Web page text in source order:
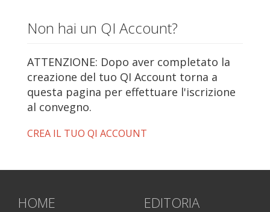
Non hai un QI Account?
ATTENZIONE: Dopo aver completato la
creazione del tuo QI Account torna a
questa pagina per effettuare l'iscrizione
al convegno.
CREA IL TUO QI ACCOUNT
HOME EDITORIA